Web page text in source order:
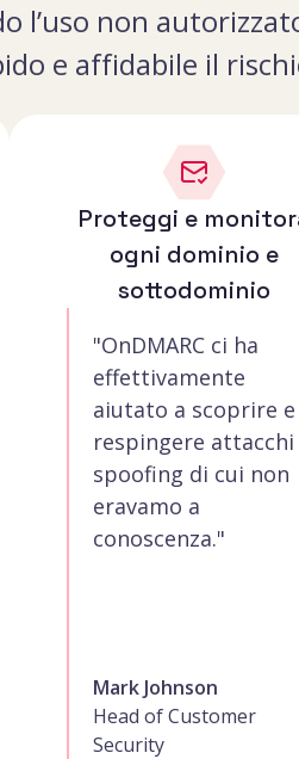
l’uso non
e affidabile il
Proteggi e
ogni dominio e
sottodominio
"OnDMARC ci ha
effettivamente
aiutato a scoprire e
respingere attacchi
spoofing di cui non
eravamo a
conoscenza."
Mark Johnson
Head of Customer
Security